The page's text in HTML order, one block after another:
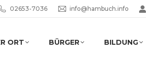
02653-7036 info@hambuch.info
ORT BÜRGER BILDUNG